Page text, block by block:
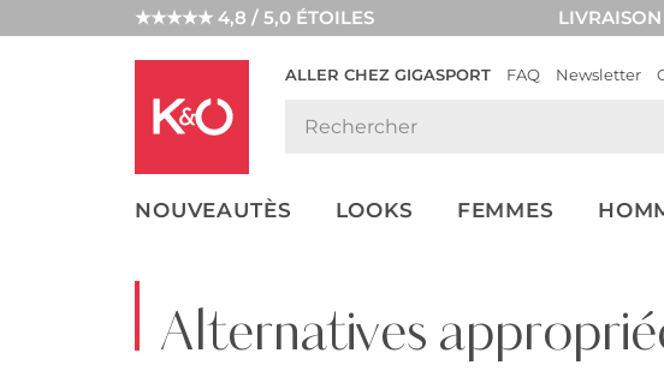
★★★★★ 4,8 / 5,0 ÉTOILES
ALLER CHEZ GIGASPORT FAQ Newsletter
NOUVEAUTÈS LOOKS FEMMES
LOOKS
WEDDING
Alternatives